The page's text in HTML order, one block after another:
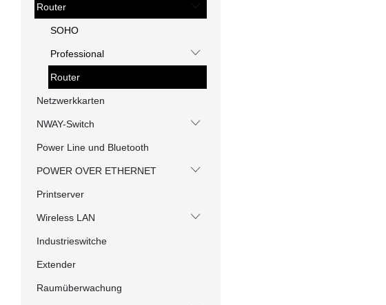
Router
SOHO
Professional
Router
Netzwerkkarten
NWAY-Switch
Power Line und Bluetooth
POWER OVER ETHERNET
Printserver
Wireless LAN
Industrieswitche
Extender
Raumüberwachung